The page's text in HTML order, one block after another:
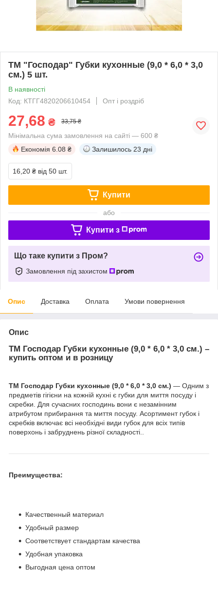
ТМ "Господар" Губки кухонные (9,0 * 6,0 * 3,0
см.) 5 шт.
В наявності
Код: КТГГ4820206610454
Опт і роздріб
27,68 ₴ 33,75 ₴
Мінімальна сума замовлення на сайті — 600 ₴
Економія 6.08 ₴ Залишилось 23 дні
16,20 ₴ від 50 шт.
Купити
або
Купити з
Що таке купити з Пром?
Замовлення під захистом
Опис Доставка Оплата Умови повернення
Опис
ТМ Господар Губки кухонные (9,0 * 6,0 * 3,0 см.) –
купить оптом и в розницу
ТМ Господар Губки кухонные (9,0 * 6,0 * 3,0 см.) — Одним з
предметів гігієни на кожній кухні є губки для миття посуду і
скребки. Для сучасних господинь вони є незамінним
атрибутом прибирання та миття посуду. Асортимент губок і
скребків включає всі необхідні види губок для всіх типів
поверхонь і забруднень різної складності..
Преимущества:
Качественный материал
Удобный размер
Соответствует стандартам качества
Удобная упаковка
Выгодная цена оптом